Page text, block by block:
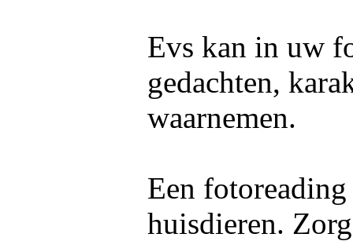
Evs kan in uw
gedachten,
waarnemen.
Een
huisdieren.